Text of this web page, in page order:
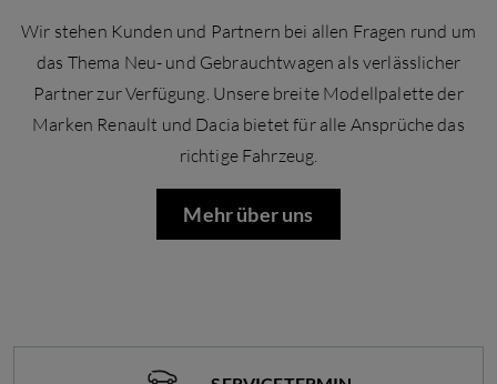
Wir stehen Kunden und Partnern bei allen Fragen rund um
das Thema Neu- und Gebrauchtwagen als verlässlicher
Partner zur Verfügung. Unsere breite Modellpalette der
Marken Renault und Dacia bietet für alle Ansprüche das
richtige Fahrzeug.
Mehr über uns